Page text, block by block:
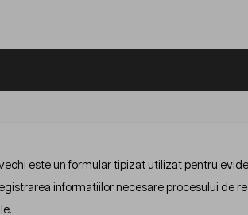
este un formular tipizat utilizat pentru
informatiilor necesare procesului de